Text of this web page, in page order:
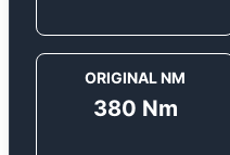
ORIGINAL NM
380 Nm